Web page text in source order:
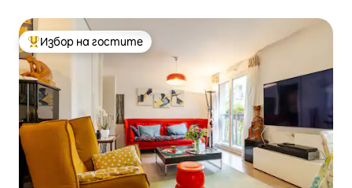
Най-популярен избор на гостите
Избор на гостите